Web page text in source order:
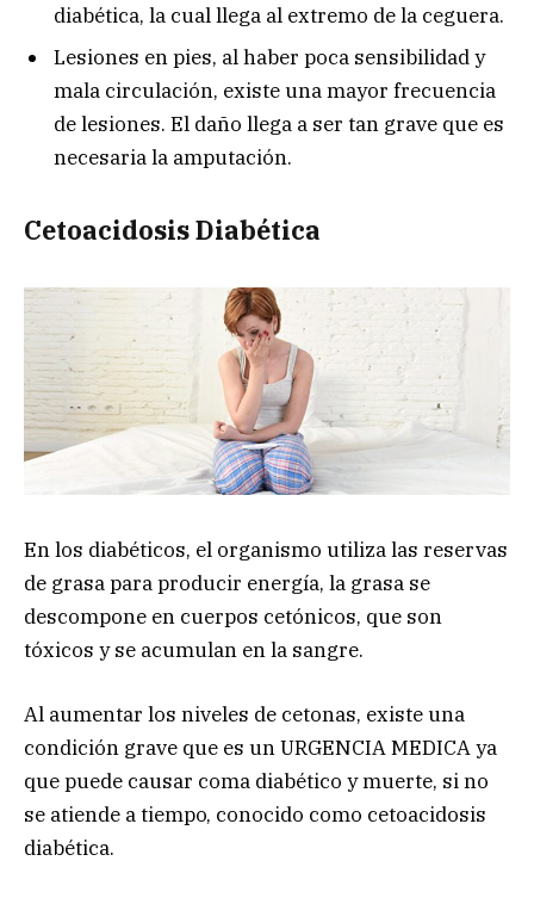
diabética, la cual llega al extremo de la ceguera.
Lesiones en pies, al haber poca sensibilidad y
mala circulación, existe una mayor frecuencia
de lesiones. El daño llega a ser tan grave que es
necesaria la amputación.
Cetoacidosis Diabética
En los diabéticos, el organismo utiliza las reservas
de grasa para producir energía, la grasa se
descompone en cuerpos cetónicos, que son
tóxicos y se acumulan en la sangre.
Al aumentar los niveles de cetonas, existe una
condición grave que es un URGENCIA MEDICA ya
que puede causar coma diabético y muerte, si no
se atiende a tiempo, conocido como cetoacidosis
diabética.